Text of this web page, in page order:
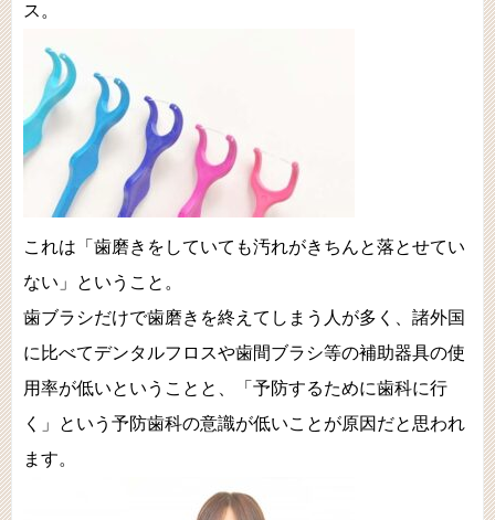
ス。
これは「歯磨きをしていても汚れがきちんと落とせてい
ない」ということ。
歯ブラシだけで歯磨きを終えてしまう人が多く、諸外国
に比べてデンタルフロスや歯間ブラシ等の補助器具の使
用率が低いということと、「予防するために歯科に行
く」という予防歯科の意識が低いことが原因だと思われ
ます。